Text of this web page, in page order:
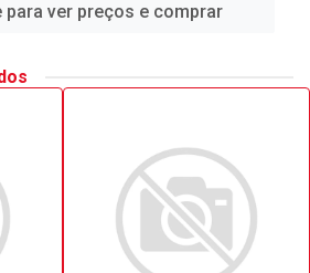
para ver preços e comprar